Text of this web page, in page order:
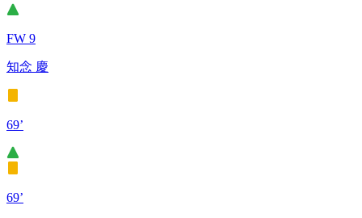
FW 9
知念 慶
69’
69’